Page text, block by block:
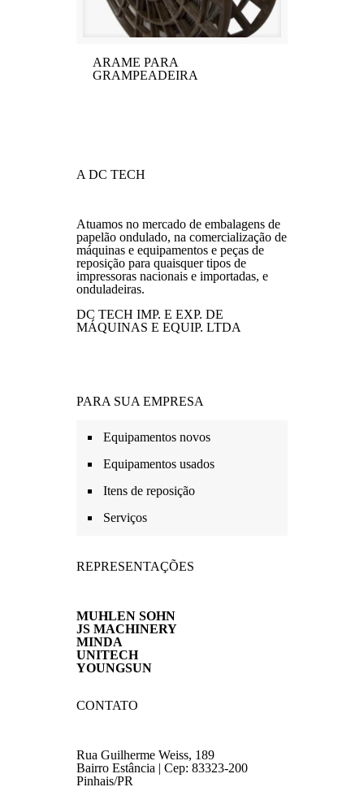
ARAME PARA
GRAMPEADEIRA
A DC TECH
Atuamos no mercado de embalagens de
papelão ondulado, na comercialização de
máquinas e equipamentos e peças de
reposição para quaisquer tipos de
impressoras nacionais e importadas, e
onduladeiras.
DC TECH IMP. E EXP. DE
MÁQUINAS E EQUIP. LTDA
PARA SUA EMPRESA
Equipamentos novos
Equipamentos usados
Itens de reposição
Serviços
REPRESENTAÇÕES
MUHLEN SOHN
JS MACHINERY
MINDA
UNITECH
YOUNGSUN
CONTATO
Rua Guilherme Weiss, 189
Bairro Estância | Cep: 83323-200
Pinhais/PR